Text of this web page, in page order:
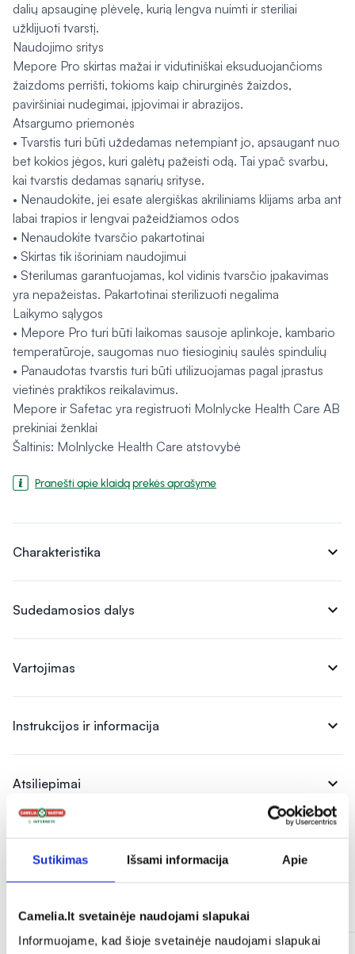
Sutikimas Išsami informacija Apie
Camelia.lt svetainėje naudojami slapukai
Informuojame, kad šioje svetainėje naudojami slapukai
dalių apsauginę plėvelę, kurią lengva nuimti ir steriliai
užklijuoti tvarstį.
Naudojimo sritys
Mepore Pro skirtas mažai ir vidutiniškai eksuduojančioms
žaizdoms perrišti, tokioms kaip chirurginės žaizdos,
paviršiniai nudegimai, įpjovimai ir abrazijos.
Atsargumo priemonės
• Tvarstis turi būti uždedamas netempiant jo, apsaugant nuo
bet kokios jėgos, kuri galėtų pažeisti odą. Tai ypač svarbu,
kai tvarstis dedamas sąnarių srityse.
• Nenaudokite, jei esate alergiškas akriliniams klijams arba ant
labai trapios ir lengvai pažeidžiamos odos
• Nenaudokite tvarsčio pakartotinai
• Skirtas tik išoriniam naudojimui
• Sterilumas garantuojamas, kol vidinis tvarsčio įpakavimas
yra nepažeistas. Pakartotinai sterilizuoti negalima
Laikymo sąlygos
• Mepore Pro turi būti laikomas sausoje aplinkoje, kambario
temperatūroje, saugomas nuo tiesioginių saulės spindulių
• Panaudotas tvarstis turi būti utilizuojamas pagal įprastus
vietinės praktikos reikalavimus.
Mepore ir Safetac yra registruoti Molnlycke Health Care AB
prekiniai ženklai
Šaltinis: Molnlycke Health Care atstovybė
Pranešti apie klaidą prekės aprašyme
Charakteristika expand_more
Sudedamosios dalys expand_more
Vartojimas expand_more
Instrukcijos ir informacija expand_more
Atsiliepimai expand_more
Panašios prekės